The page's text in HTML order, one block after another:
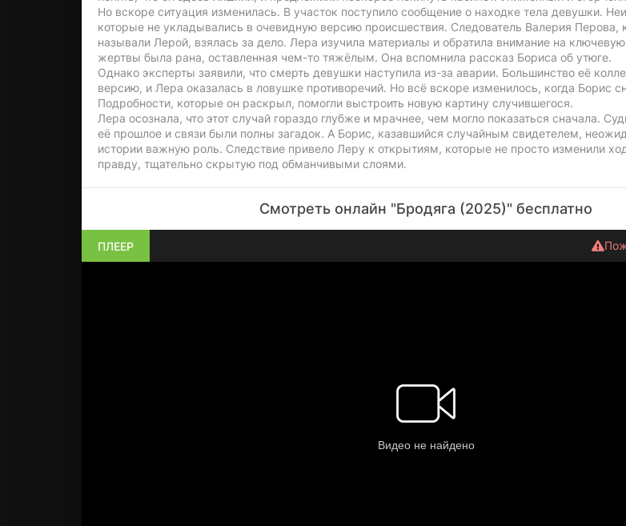
Но вскоре ситуация изменилась. В участок поступило сообщение о находке тела девушки.
которые не укладывались в очевидную версию происшествия. Следователь Валерия Перова,
называли Лерой, взялась за дело. Лера изучила материалы и обратила внимание на ключевую
жертвы была рана, оставленная чем-то тяжёлым. Она вспомнила рассказ Бориса об утюге.
Однако эксперты заявили, что смерть девушки наступила из-за аварии. Большинство её
версию, и Лера оказалась в ловушке противоречий. Но всё вскоре изменилось, когда Борис
Подробности, которые он раскрыл, помогли выстроить новую картину случившегося.
Лера осознала, что этот случай гораздо глубже и мрачнее, чем могло показаться сначала.
её прошлое и связи были полны загадок. А Борис, казавшийся случайным свидетелем,
истории важную роль. Следствие привело Леру к открытиям, которые не просто изменили
правду, тщательно скрытую под обманчивыми слоями.
Смотреть онлайн "Бродяга (2025)" бесплатно
ПЛЕЕР